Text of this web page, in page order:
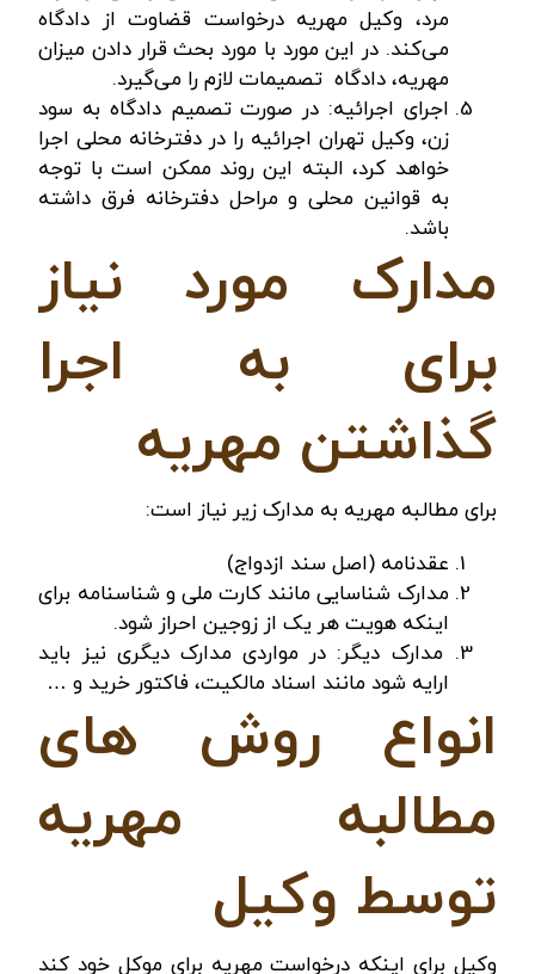
مرد، وکیل مهریه درخواست قضاوت از دادگاه
می‌کند. در این مورد با مورد بحث قرار دادن میزان
مهریه، دادگاه تصمیمات لازم را می‌گیرد.
اجرای اجرائیه: در صورت تصمیم دادگاه به سود
زن،وکیل تهران اجرائیه را در دفترخانه محلی اجرا
خواهد کرد، البته این روند ممکن است با توجه
به قوانین محلی و مراحل دفترخانه فرق داشته
باشد.
مدارک مورد نیاز
برای به اجرا
گذاشتن مهریه
برای مطالبه مهریه به مدارک زیر نیاز است:
عقدنامه (اصل سند ازدواج)
مدارک شناسایی مانند کارت ملی و شناسنامه برای
اینکه هویت هر یک از زوجین احراز شود.
مدارک دیگر: در مواردی مدارک دیگری نیز باید
ارایه شود مانند اسناد مالکیت، فاکتور خرید و …
انواع روش‌ های
مطالبه مهریه
توسط وکیل
وکیل برای اینکه درخواست مهریه برای موکل خود کند